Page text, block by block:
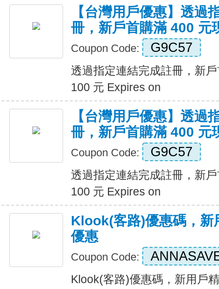
【台灣用戶優惠】透過
冊，新戶首購滿 400 元
Coupon Code: G9C57
透過指定連結完成註冊，新
100 元 Expires on
【台灣用戶優惠】透過
冊，新戶首購滿 400 元
Coupon Code: G9C57
透過指定連結完成註冊，新
100 元 Expires on
Klook(客路)優惠碼，新
優惠
Coupon Code:
Klook(客路)優惠碼，新用戶